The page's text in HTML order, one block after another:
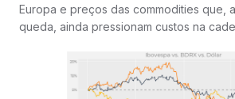
Europa e preços das commodities que,
queda, ainda pressionam custos na